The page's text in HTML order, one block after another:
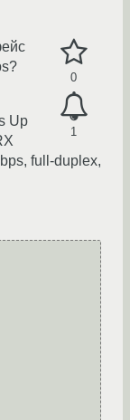
0
1
Up
full-duplex,